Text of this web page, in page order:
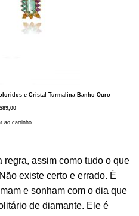
e Cristal Turmalina Banho Ouro
89,00
ao carrinho
regra, assim como tudo o que
existe certo e errado. É
e sonham com o dia que
de diamante. Ele é